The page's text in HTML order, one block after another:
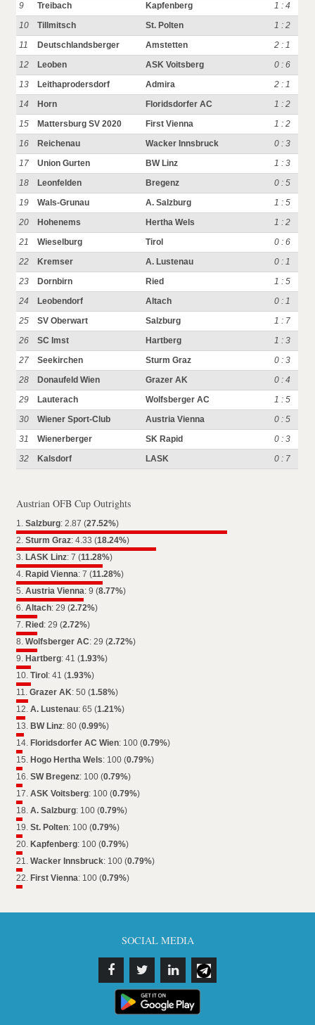
9
Treibach Kapfenberg
1 : 4
10
Tillmitsch St. Polten
1 : 2
11
Deutschlandsberger Amstetten
2 : 1
12
Leoben ASK Voitsberg
0 : 6
13
Leithaprodersdorf Admira
2 : 1
14
Horn Floridsdorfer AC
1 : 2
15
Mattersburg SV 2020 First Vienna
1 : 2
16
Reichenau Wacker Innsbruck
0 : 3
17
Union Gurten BW Linz
1 : 3
18
Leonfelden Bregenz
0 : 5
19
Wals-Grunau A. Salzburg
1 : 5
20
Hohenems Hertha Wels
1 : 2
21
Wieselburg Tirol
0 : 6
22
Kremser A. Lustenau
0 : 1
23
Dornbirn Ried
1 : 5
24
Leobendorf Altach
0 : 1
25
SV Oberwart Salzburg
1 : 7
26
SC Imst Hartberg
1 : 3
27
Seekirchen Sturm Graz
0 : 3
28
Donaufeld Wien Grazer AK
0 : 4
29
Lauterach Wolfsberger AC
1 : 5
30
Wiener Sport-Club Austria Vienna
0 : 5
31
Wienerberger SK Rapid
0 : 3
32
Kalsdorf LASK 0 : 7
Austrian OFB Cup Outrights
1.Salzburg: 2.87 (27.52%)
2.Sturm Graz: 4.33 (18.24%)
3. LASK Linz: 7 (11.28%)
4. Rapid Vienna: 7 (11.28%)
5.Austria Vienna: 9 (8.77%)
6.Altach: 29 (2.72%)
7. Ried : 29 (2.72%)
8.Wolfsberger AC: 29 (2.72%)
9. Hartberg: 41 (1.93%)
10.Tirol : 41 (1.93%)
11.Grazer AK: 50 (1.58%)
12.A. Lustenau: 65 (1.21%)
13. BW Linz: 80 (0.99%)
14. Floridsdorfer AC Wien: 100 (0.79%)
15. Hogo Hertha Wels: 100 (0.79%)
16.SW Bregenz: 100 (0.79%)
17.ASK Voitsberg: 100 (0.79%)
18.A. Salzburg: 100 (0.79%)
19.St. Polten: 100 (0.79%)
20. Kapfenberg: 100 (0.79%)
21.Wacker Innsbruck: 100 (0.79%)
22. First Vienna: 100 (0.79%)
SOCIAL MEDIA